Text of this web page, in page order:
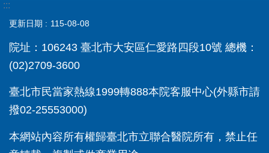
:::
更新日期 115-08-08
院址：106243 臺北市大安區仁愛路四段10號 總機：
(02)2709-3600
臺北市民當家熱線1999轉888本院客服中心(外縣市請
撥02-25553000)
本網站內容所有權歸臺北市立聯合醫院所有，禁止任